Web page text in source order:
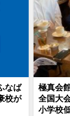
なば
校が
極真会
全国大
小学校